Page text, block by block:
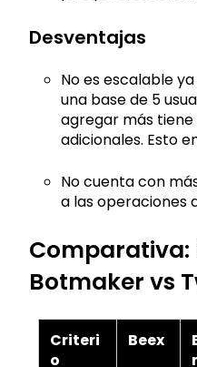
Desventajas
No es escalable
una base de 5
agregar más
adicionales. Esto
No cuenta con
a las operaciones
Comparativa:
Botmaker vs
Criteri
o
Beex